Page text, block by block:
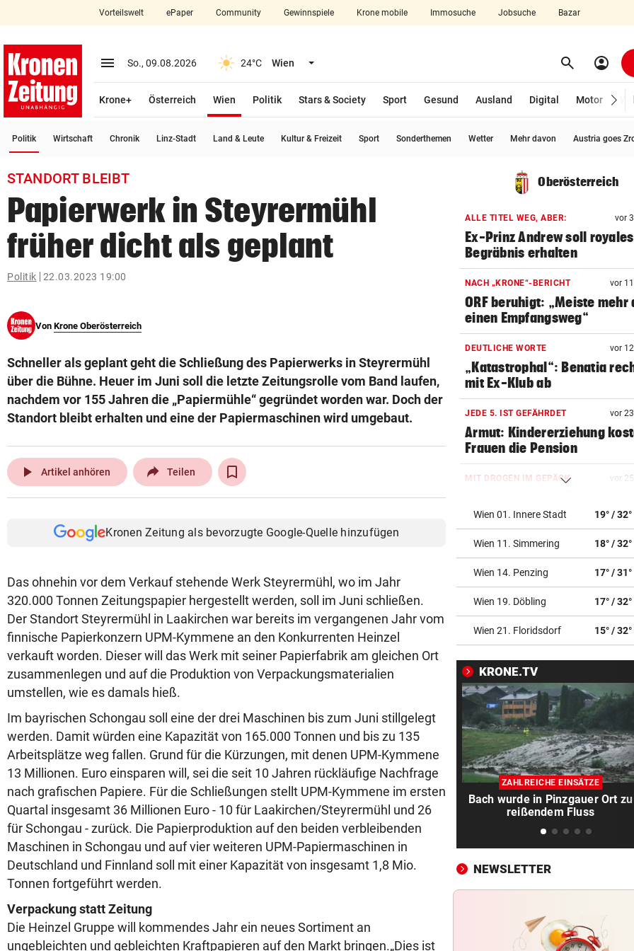
closeSchließen
account_circle Anmelden
arrow_right
pin_drop
bookmark
Suchbegriff
eingeben
© Krone Multimedia GmbH & Co KG 2026
Vorteilswelt ePaper Community Gewinnspiele Krone mobile Immosuche Jobsuche Bazar
menu Menü aufklappen
So., 09.08.2026 24°C Wien Menü aufklappen search Suchen
account_circle
Krone+ Österreich Wien
Politik
Stars & Society Sport Gesund Ausland Digital Motor
Politik Wirtschaft Chronik Linz-Stadt Land & Leute Kultur & Freizeit Sport Sonderthemen Wetter Mehr davon Austria goes
STANDORT BLEIBT
Papierwerk in Steyrermühl
früher dicht als geplant
Politik 22.03.2023 19:00
Von Krone Oberösterreich
Schneller als geplant geht die Schließung des Papierwerks in Steyrermühl
über die Bühne. Heuer im Juni soll die letzte Zeitungsrolle vom Band laufen,
nachdem vor 155 Jahren die „Papiermühle“ gegründet worden war. Doch der
Standort bleibt erhalten und eine der Papiermaschinen wird umgebaut.
play_arrow Artikel anhören Teilen
Kronen Zeitung als bevorzugte Google-Quelle hinzufügen
Das ohnehin vor dem Verkauf stehende Werk Steyrermühl, wo im Jahr
320.000 Tonnen Zeitungspapier hergestellt werden, soll im Juni schließen.
Der Standort Steyrermühl in Laakirchen war bereits im vergangenen Jahr vom
finnische Papierkonzern UPM-Kymmene an den Konkurrenten Heinzel
verkauft worden. Dieser will das Werk mit seiner Papierfabrik am gleichen Ort
zusammenlegen und auf die Produktion von Verpackungsmaterialien
umstellen, wie es damals hieß.
Im bayrischen Schongau soll eine der drei Maschinen bis zum Juni stillgelegt
werden. Damit würden eine Kapazität von 165.000 Tonnen und bis zu 135
Arbeitsplätze weg fallen. Grund für die Kürzungen, mit denen UPM-Kymmene
13 Millionen. Euro einsparen will, sei die seit 10 Jahren rückläufige Nachfrage
nach grafischen Papiere. Für die Schließungen stellt UPM-Kymmene im ersten
Quartal insgesamt 36 Millionen Euro - 10 für Laakirchen/Steyrermühl und 26
für Schongau - zurück. Die Papierproduktion auf den beiden verbleibenden
Maschinen in Schongau und auf vier weiteren UPM-Papiermaschinen in
Deutschland und Finnland soll mit einer Kapazität von insgesamt 1,8 Mio.
Tonnen fortgeführt werden.
Verpackung statt Zeitung
Die Heinzel Gruppe will kommendes Jahr ein neues Sortiment an
ungebleichten und gebleichten Kraftpapieren auf den Markt bringen.„Dies ist
Oberösterreich
ALLE TITEL WEG, ABER: vor
Ex-Prinz Andrew soll royales
Begräbnis erhalten
NACH „KRONE“-BERICHT vor
ORF beruhigt: „Meiste mehr
einen Empfangsweg“
DEUTLICHE WORTE vor
„Katastrophal“: Benatia
mit Ex-Klub ab
JEDE 5. IST GEFÄHRDET vor
Armut: Kindererziehung
Frauen die Pension
MIT DROGEN IM GEPÄCK vor
Fahrer niedergerast
EINSATZ IN WOLFURT vor
Traktor während der Fahrt in
Flammen aufgegangen
NIMMT SPRICHWORT ERNST vor
Schweizer Influencer frisst
echten Besen
LIZENZEN FEHLEN
Zwei Bullen-Talente sind
der Warteschleife
VERANSTALTER GESCHOCKT vor
Festival musste nach einer
Drohung geräumt werden
WUSSTEN SIE DAS? vor
einem Nachbarland!
FATALE GLUTHITZE
Wenn Bauarbeiter auf dem
BABYGLÜCK MIT TOM BECK vor
Wien 01. Innere Stadt 19° / 32°
Wien 11. Simmering 18° / 32°
Wien 14. Penzing 17° / 31°
Wien 19. Döbling 17° / 32°
Wien 21. Floridsdorf 15° / 32°
KRONE.TV
ZAHLREICHE EINSÄTZE
Bach wurde in Pinzgauer Ort zu
reißendem Fluss
NEWSLETTER